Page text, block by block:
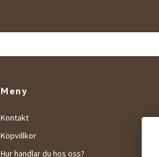
Meny
Kontakt
Köpvillkor
Hur handlar du hos oss?